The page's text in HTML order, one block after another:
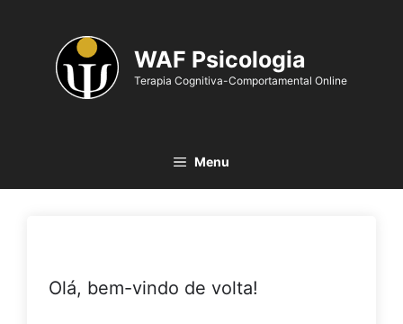
WAF Psicologia
Terapia Cognitiva-Comportamental Online
Menu
Olá, bem-vindo de volta!